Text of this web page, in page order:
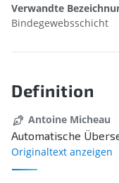
Verwandte
Bindegewebsschicht
Definition
Antoine Micheau
Automatische
Originaltext anzeigen